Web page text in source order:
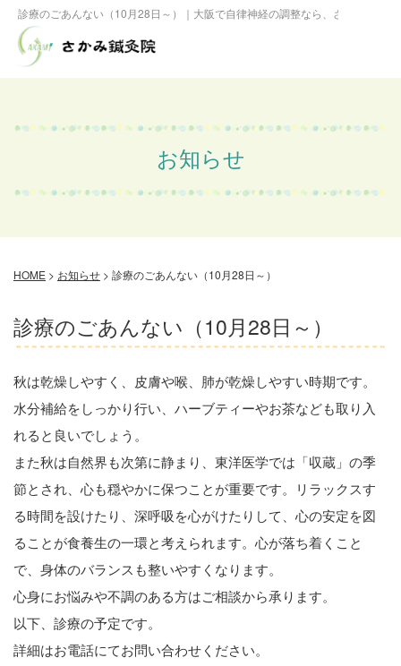
診療のごあんない（10月28日～）｜大阪で自律神経の調整なら、さかみ鍼灸院
お知らせ
HOME > お知らせ > 診療のごあんない（10月28日～）
診療のごあんない（10月28日～）
秋は乾燥しやすく、皮膚や喉、肺が乾燥しやすい時期です。
水分補給をしっかり行い、ハーブティーやお茶なども取り入
れると良いでしょう。
また秋は自然界も次第に静まり、東洋医学では「収蔵」の季
節とされ、心も穏やかに保つことが重要です。リラックスす
る時間を設けたり、深呼吸を心がけたりして、心の安定を図
ることが食養生の一環と考えられます。心が落ち着くこと
で、身体のバランスも整いやすくなります。
心身にお悩みや不調のある方はご相談から承ります。
以下、診療の予定です。
詳細はお電話にてお問い合わせください。